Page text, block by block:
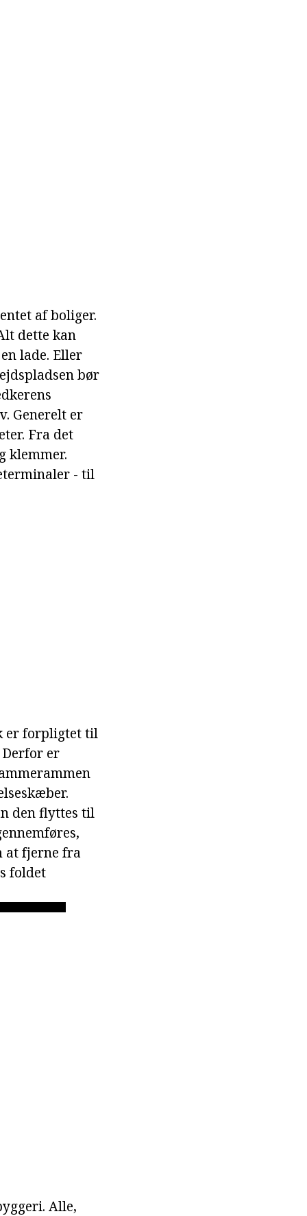
af boliger.
dette kan
lade. Eller
bør
Generelt er
Fra det
klemmer.
- til
er forpligtet til
er
den flyttes til
at fjerne fra
foldet
Alle,